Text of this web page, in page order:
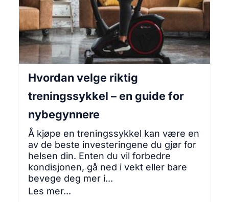
Hvordan velge riktig
treningssykkel – en guide for
nybegynnere
Å kjøpe en treningssykkel kan være en
av de beste investeringene du gjør for
helsen din. Enten du vil forbedre
kondisjonen, gå ned i vekt eller bare
bevege deg mer i...
Les mer...